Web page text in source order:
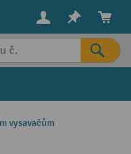
vysavačům